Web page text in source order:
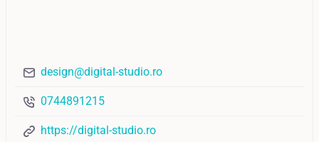
design@digital-studio.ro
0744891215
https://digital-studio.ro